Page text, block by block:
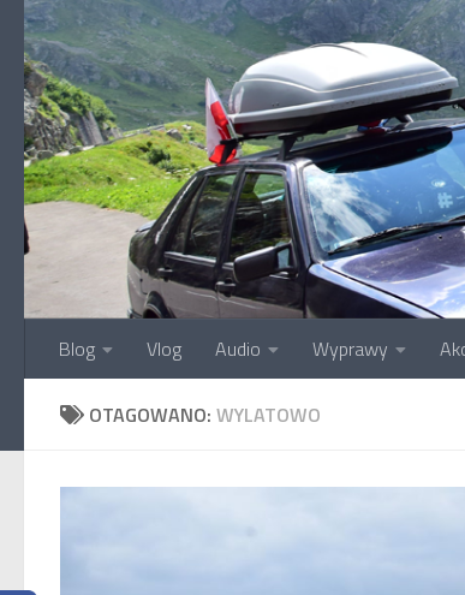
Przejdź do treści
Blog Vlog Audio Wyprawy
OTAGOWANO: WYLATOWO